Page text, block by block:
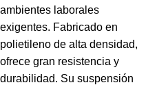
ambientes laborales
exigentes. Fabricado en
polietileno de alta densidad,
ofrece gran resistencia y
durabilidad. Su suspensión